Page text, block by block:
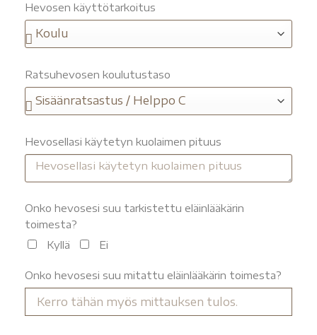
Hevosen käyttötarkoitus
Ratsuhevosen koulutustaso
Hevosellasi käytetyn kuolaimen pituus
Onko hevosesi suu tarkistettu eläinlääkärin
toimesta?
Kyllä
Ei
Onko hevosesi suu mitattu eläinlääkärin toimesta?